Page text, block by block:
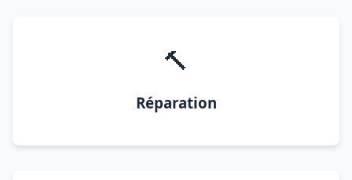
🔨
Réparation